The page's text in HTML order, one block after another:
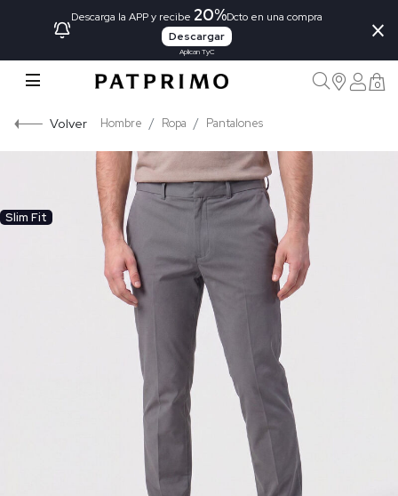
Descarga la APP y recibe 20%Dcto en una compra
Descargar
Aplican TyC
×
0
Volver Hombre Ropa Pantalones
Slim Fit